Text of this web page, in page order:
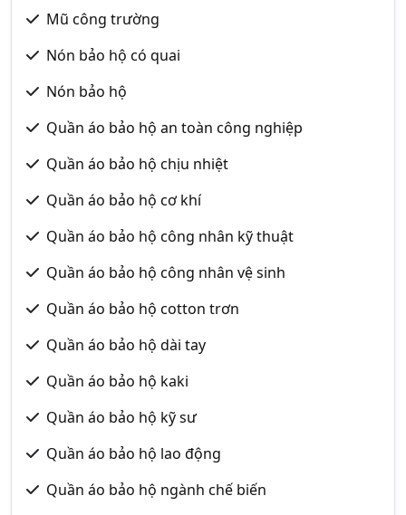
Mũ công trường
Nón bảo hộ có quai
Nón bảo hộ
Quần áo bảo hộ an toàn công nghiệp
Quần áo bảo hộ chịu nhiệt
Quần áo bảo hộ cơ khí
Quần áo bảo hộ công nhân kỹ thuật
Quần áo bảo hộ công nhân vệ sinh
Quần áo bảo hộ cotton trơn
Quần áo bảo hộ dài tay
Quần áo bảo hộ kaki
Quần áo bảo hộ kỹ sư
Quần áo bảo hộ lao động
Quần áo bảo hộ ngành chế biến